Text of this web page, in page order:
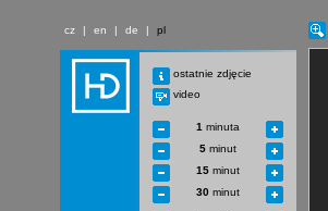
cz | en | de | pl
ostatnie zdjęcie
video
1 minuta
5 minut
15 minut
30 minut